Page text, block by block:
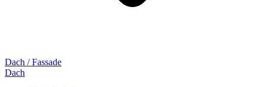
Dach / Fassade
Dach